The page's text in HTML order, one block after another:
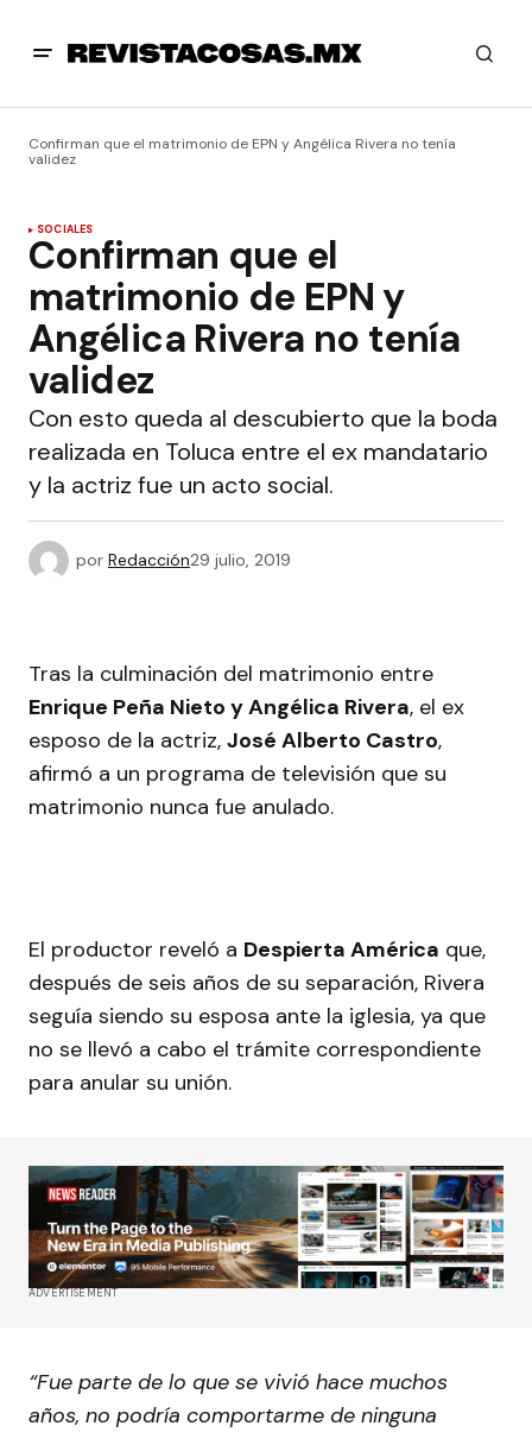
Confirman que el matrimonio de EPN y Angélica Rivera no tenía
validez
SOCIALES
Confirman que el
matrimonio de EPN y
Angélica Rivera no tenía
validez
Con esto queda al descubierto que la boda
realizada en Toluca entre el ex mandatario
y la actriz fue un acto social.
por Redacción29 julio, 2019
Tras la culminación del matrimonio entre
Enrique Peña Nieto y Angélica Rivera, el ex
esposo de la actriz, José Alberto Castro,
afirmó a un programa de televisión que su
matrimonio nunca fue anulado.
El productor reveló a Despierta América que,
después de seis años de su separación, Rivera
seguía siendo su esposa ante la iglesia, ya que
no se llevó a cabo el trámite correspondiente
para anular su unión.
ADVERTISEMENT
“Fue parte de lo que se vivió hace muchos
años, no podría comportarme de ninguna